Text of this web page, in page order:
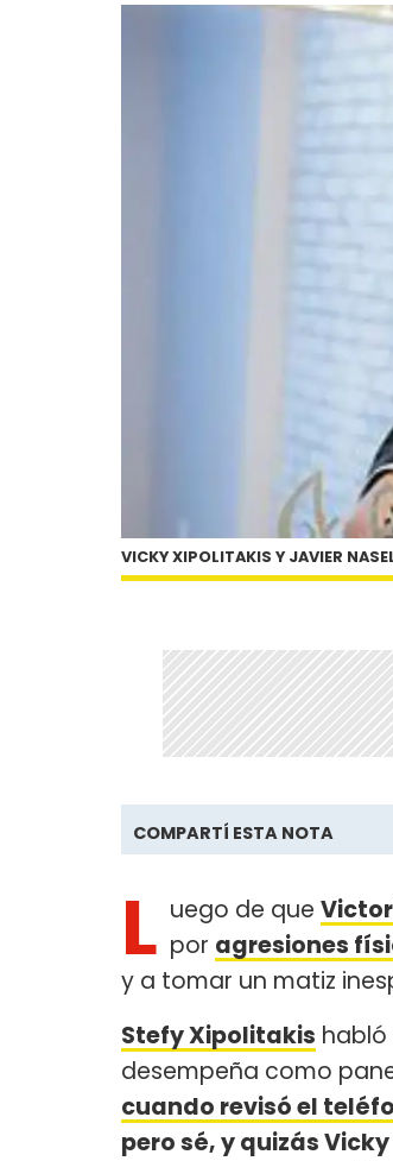
VICKY XIPOLITAKIS Y JAVIER
COMPARTÍ ESTA NOTA
L uego de que
por agresiones
y a tomar un matiz
Stefy Xipolitakis habló
desempeña como
cuando revisó el
pero sé, y quizás